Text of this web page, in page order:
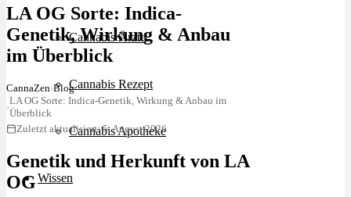
Cannabis Ärzte
Cannabis Rezept
Cannabis Apotheke
Wissen
LA OG Sorte: Indica-
Genetik, Wirkung & Anbau
im Überblick
CannaZen›Blog
›
LA OG Sorte: Indica-Genetik, Wirkung & Anbau im
Überblick
Zuletzt aktualisiert: 5. August 2026
Genetik und Herkunft von LA
OG